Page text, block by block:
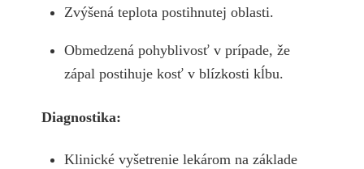
Zvýšená teplota postihnutej oblasti.
Obmedzená pohyblivosť v prípade, že
zápal postihuje kosť v blízkosti kĺbu.
Diagnostika:
Klinické vyšetrenie lekárom na základe